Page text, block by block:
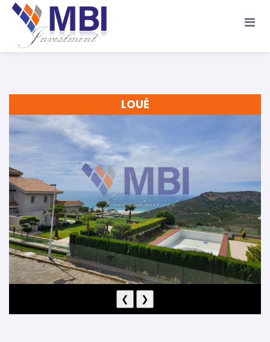
Terrains Location de Vacances Contact
LOUÉ
❮ ❯